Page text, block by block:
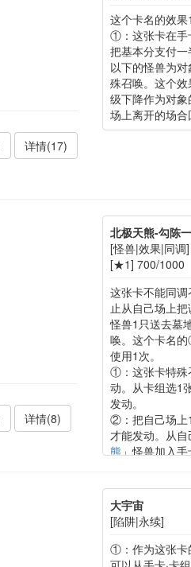
详情(17)
这个卡名的效果
①：这张卡在手
把基本分支付
以下的怪兽为
殊召唤。这个
级下降作为对
场上离开的场合
详情(8)
北极天熊-勾陈一
[怪兽|效果|同调
[★1] 700/1000
这张卡不能同
止从自己场上
怪兽1只送去墓
唤。这个卡名
使用1次。
①：这张卡特殊
动。从卡组选1
发动。
②：把自己场上
才能发动。从
熊 」怪兽加入手
大宇宙
[陷阱|永续]
①：作为这张卡